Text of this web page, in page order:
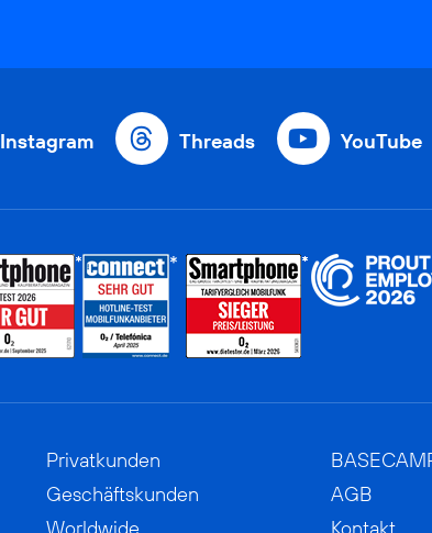
Instagram Threads YouTube
Privatkunden
Geschäftskunden
Worldwide
AGB
Kontakt